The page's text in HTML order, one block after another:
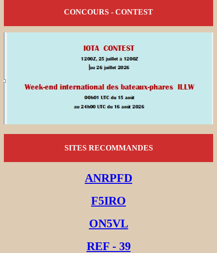
CONCOURS - CONTEST
SITES RECOMMANDES
ANRPFD
F5IRO
ON5VL
REF - 39